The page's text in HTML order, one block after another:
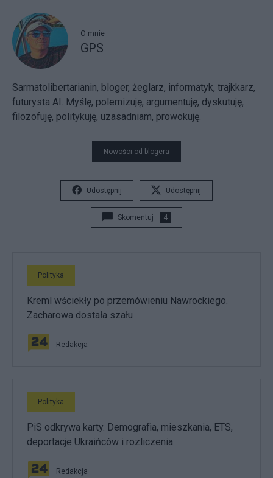
O mnie
GPS
Sarmatolibertarianin, bloger, żeglarz, informatyk, trajkkarz,
futurysta AI. Myślę, polemizuję, argumentuję, dyskutuję,
filozofuję, politykuję, uzasadniam, prowokuję.
Nowości od blogera
Udostępnij Udostępnij
Skomentuj 4
Polityka
Kreml wściekły po przemówieniu Nawrockiego.
Zacharowa dostała szału
Redakcja
Polityka
PiS odkrywa karty. Demografia, mieszkania, ETS,
deportacje Ukraińców i rozliczenia
Redakcja